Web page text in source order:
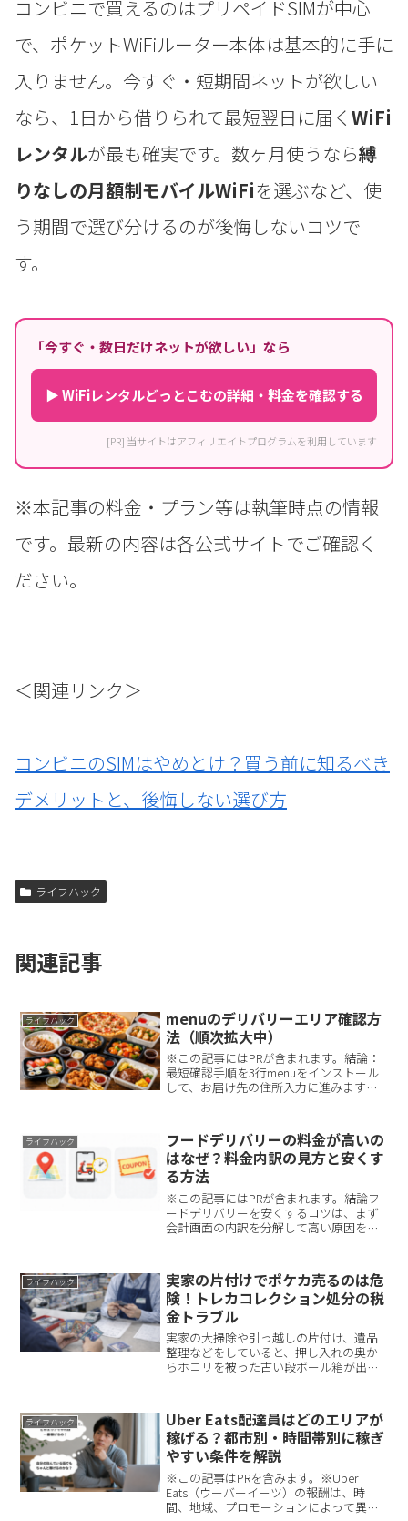
コンビニで買えるのはプリペイドSIMが中心
で、ポケットWiFiルーター本体は基本的に手に
入りません。今すぐ・短期間ネットが欲しい
なら、1日から借りられて最短翌日に届く WiFi
レンタルが最も確実です。数ヶ月使うなら縛
りなしの月額制モバイルWiFiを選ぶなど、使
う期間で選び分けるのが後悔しないコツで
す。
「今すぐ・数日だけネットが欲しい」なら
▶ WiFiレンタルどっとこむの詳細・料金を確認する
[PR] 当サイトはアフィリエイトプログラムを利用しています
※本記事の料金・プラン等は執筆時点の情報
です。最新の内容は各公式サイトでご確認く
ださい。
＜関連リンク＞
コンビニのSIMはやめとけ？買う前に知るべき
デメリットと、後悔しない選び方
ライフハック
関連記事
ライフハック
menuのデリバリーエリア確認方
法（順次拡大中）
※この記事にはPRが含まれます。結論：
最短確認手順を3行menuをインストール
して、お届け先の住所入力に進みます。
り場所まで設定します。保存したお届け
先を切り替えて、自宅...
ライフハック
フードデリバリーの料金が高いの
はなぜ？料金内訳の見方と安くす
る方法
※この記事にはPRが含まれます。結論フ
ードデリバリーを安くするコツは、まず
会計画面の内訳を分解して高い原因を特
避けること。最後に、注文前のチェック
リストと判断フローで毎...
ライフハック
実家の片付けでポケカ売るのは危
険！トレカコレクション処分の税
金トラブル
実家の大掃除や引っ越しの片付け、遺品
整理などをしていると、押し入れの奥か
らホコリを被った古い段ボール箱が出て
のや、親・兄弟が集めていた昔の「ポケ
モンカード（ポケカ）」な...
ライフハック
Uber Eats配達員はどのエリアが
稼げる？都市別・時間帯別に稼ぎ
やすい条件を解説
※この記事はPRを含みます。※Uber
Eats（ウーバーイーツ）の報酬は、時
間、地域、プロモーションによって異な